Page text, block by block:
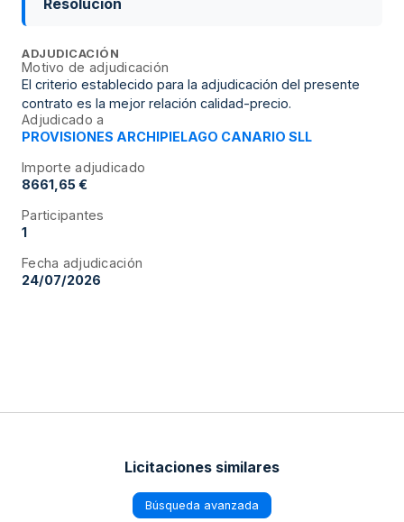
Resolución
ADJUDICACIÓN
Motivo de adjudicación
El criterio establecido para la adjudicación del presente
contrato es la mejor relación calidad-precio.
Adjudicado a
PROVISIONES ARCHIPIELAGO CANARIO SLL
Importe adjudicado
8661,65 €
Participantes
1
Fecha adjudicación
24/07/2026
Licitaciones similares
Búsqueda avanzada